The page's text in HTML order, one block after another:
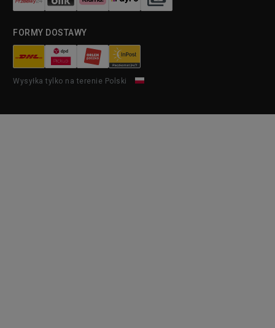
FORMY DOSTAWY
Wysyłka tylko na terenie Polski